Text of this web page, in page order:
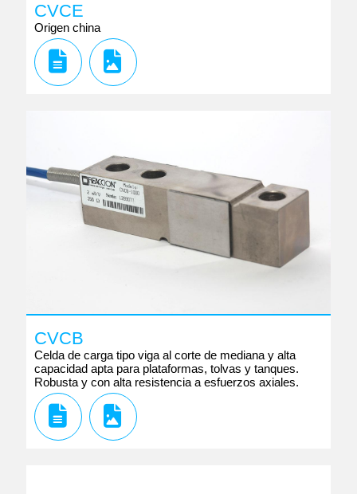
CVCE
Origen china
CVCB
Celda de carga tipo viga al corte de mediana y alta
capacidad apta para plataformas, tolvas y tanques.
Robusta y con alta resistencia a esfuerzos axiales.